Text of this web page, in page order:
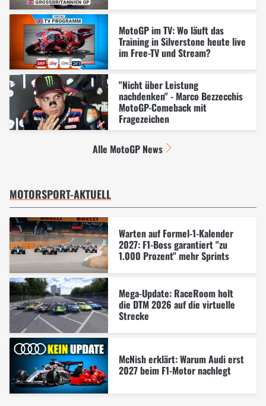
MotoGP im TV: Wo läuft das
Training in Silverstone heute live
im Free-TV und Stream?
"Nicht über Leistung
nachdenken" - Marco Bezzecchis
MotoGP-Comeback mit
Fragezeichen
Alle MotoGP News
MOTORSPORT-AKTUELL
Warten auf Formel-1-Kalender
2027: F1-Boss garantiert "zu
1.000 Prozent" mehr Sprints
Mega-Update: RaceRoom holt
die DTM 2026 auf die virtuelle
Strecke
McNish erklärt: Warum Audi erst
2027 beim F1-Motor nachlegt